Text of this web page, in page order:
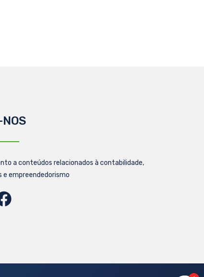
a conteúdos relacionados à contabilidade,
e empreendedorismo